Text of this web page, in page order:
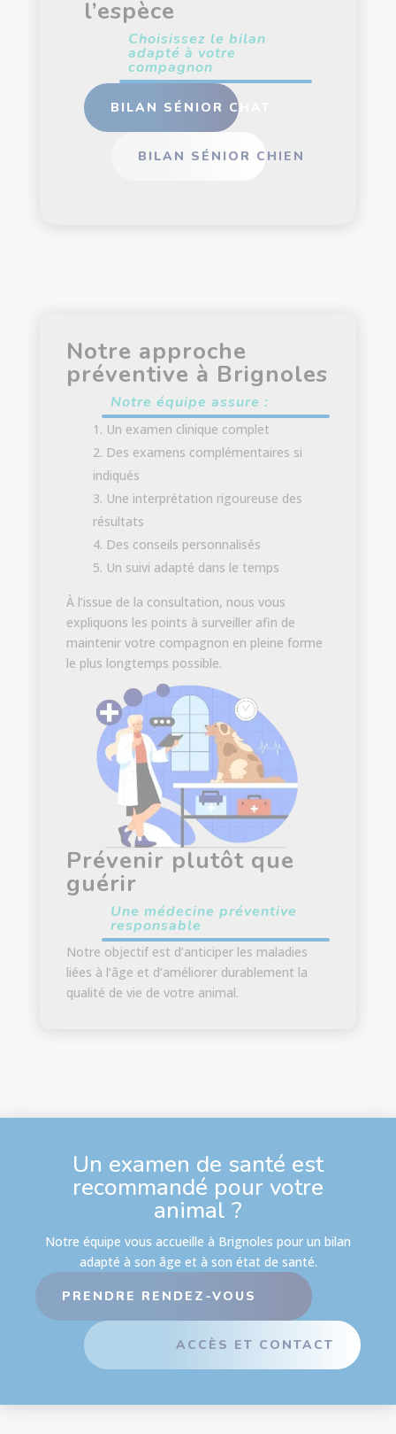
l’espèce
Choisissez le bilan
adapté à votre
compagnon
BILAN SÉNIOR CHAT
BILAN SÉNIOR CHIEN
Notre approche
préventive à Brignoles
Notre équipe assure :
Un examen clinique complet
Des examens complémentaires si
indiqués
Une interprétation rigoureuse des
résultats
Des conseils personnalisés
Un suivi adapté dans le temps
À l’issue de la consultation, nous vous
expliquons les points à surveiller afin de
maintenir votre compagnon en pleine forme
le plus longtemps possible.
Prévenir plutôt que
guérir
Une médecine préventive
responsable
Notre objectif est d’anticiper les maladies
liées à l’âge et d’améliorer durablement la
qualité de vie de votre animal.
Un examen de santé est
recommandé pour votre
animal ?
Notre équipe vous accueille à Brignoles pour un bilan
adapté à son âge et à son état de santé.
PRENDRE RENDEZ-VOUS
ACCÈS ET CONTACT